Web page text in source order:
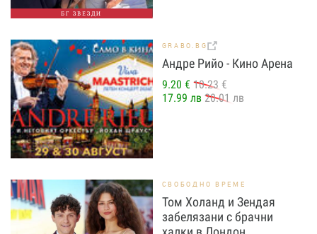
БГ ЗВЕЗДИ
GRABO.BG
Андре Рийо - Кино Арена
9.20 € 10.23 €
17.99 лв 20.01 лв
СВОБОДНО ВРЕМЕ
Том Холанд и Зендая
забелязани с брачни